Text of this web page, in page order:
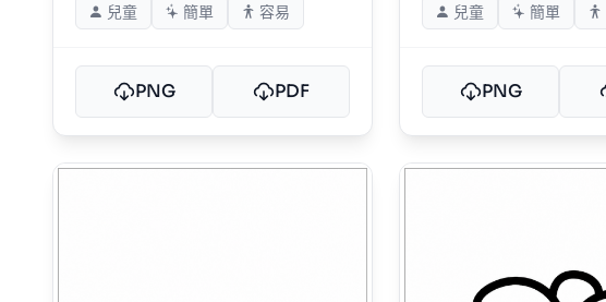
兒童 簡單 容易
PNG PDF
兒童 簡單
PNG